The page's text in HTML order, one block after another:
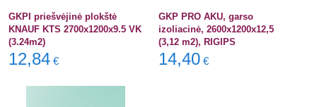
GKPI priešvėjinė plokštė
KNAUF KTS 2700x1200x9.5 VK
(3.24m2)
12,84 €
GKP PRO AKU, garso
izoliacinė, 2600x1200x12,5
(3,12 m2), RIGIPS
14,40 €